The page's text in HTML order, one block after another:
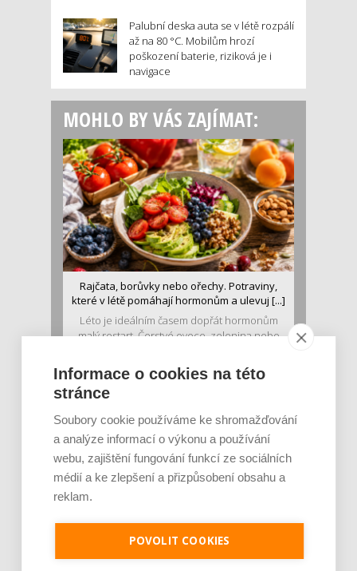
Palubní deska auta se v létě rozpálí
až na 80 °C. Mobilům hrozí
poškození baterie, riziková je i
navigace
MOHLO BY VÁS ZAJÍMAT:
Rajčata, borůvky nebo ořechy. Potraviny,
které v létě pomáhají hormonům a ulevuj [...]
Léto je ideálním časem dopřát hormonům
malý restart. Čerstvé ovoce, zelenina nebo
stravě ho mám dostatek. Znáte nejčastějš [...]
Informace o cookies na této
stránce
Soubory cookie používáme ke shromažďování
a analýze informací o výkonu a používání
webu, zajištění fungování funkcí ze sociálních
médií a ke zlepšení a přizpůsobení obsahu a
reklam.
POVOLIT COOKIES